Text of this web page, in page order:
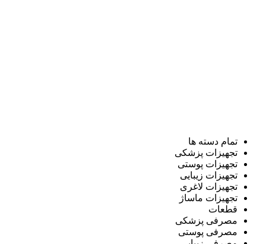
تمام دسته ها
تجهیزات پزشکی
تجهیزات پوستی
تجهیزات زیبایی
تجهیزات لاغری
تجهیزات ماساژ
قطعات
مصرفی پزشکی
مصرفی پوستی